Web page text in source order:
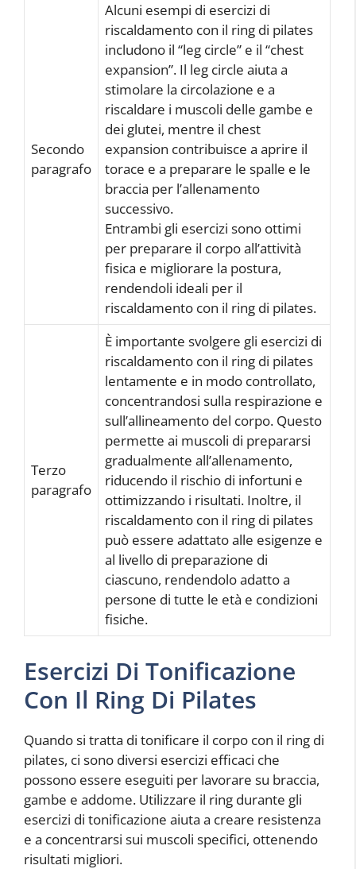
Secondo
paragrafo
Alcuni esempi di esercizi di
riscaldamento con il ring di pilates
includono il “leg circle” e il “chest
expansion”. Il leg circle aiuta a
stimolare la circolazione e a
riscaldare i muscoli delle gambe e
dei glutei, mentre il chest
expansion contribuisce a aprire il
torace e a preparare le spalle e le
braccia per l’allenamento
successivo.
Entrambi gli esercizi sono ottimi
per preparare il corpo all’attività
fisica e migliorare la postura,
rendendoli ideali per il
riscaldamento con il ring di pilates.
Terzo
paragrafo
È importante svolgere gli esercizi di
riscaldamento con il ring di pilates
lentamente e in modo controllato,
concentrandosi sulla respirazione e
sull’allineamento del corpo. Questo
permette ai muscoli di prepararsi
gradualmente all’allenamento,
riducendo il rischio di infortuni e
ottimizzando i risultati. Inoltre, il
riscaldamento con il ring di pilates
può essere adattato alle esigenze e
al livello di preparazione di
ciascuno, rendendolo adatto a
persone di tutte le età e condizioni
fisiche.
Esercizi Di Tonificazione
Con Il Ring Di Pilates
Quando si tratta di tonificare il corpo con il ring di
pilates, ci sono diversi esercizi efficaci che
possono essere eseguiti per lavorare su braccia,
gambe e addome. Utilizzare il ring durante gli
esercizi di tonificazione aiuta a creare resistenza
e a concentrarsi sui muscoli specifici, ottenendo
risultati migliori.